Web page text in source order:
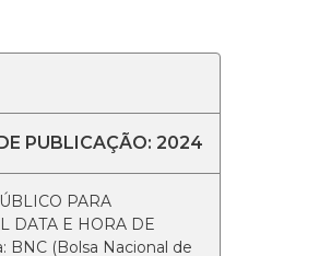
PUBLICAÇÃO: 2024
PARA
DATA E HORA DE
BNC (Bolsa Nacional de